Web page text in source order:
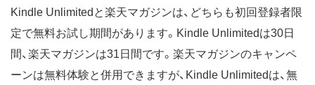
Kindle Unlimitedと楽天マガジンは、どちらも初回登録者限
定で無料お試し期間があります。Kindle Unlimitedは30日
間、楽天マガジンは31日間です。楽天マガジンのキャンペ
ーンは無料体験と併用できますが、Kindle Unlimitedは、無